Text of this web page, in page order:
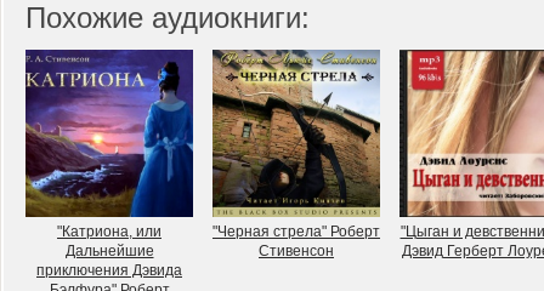
Похожие аудиокниги:
"Катриона, или
Дальнейшие
приключения Дэвида
"Черная стрела" Роберт
Стивенсон
"Цыган и
Дэвид Герберт